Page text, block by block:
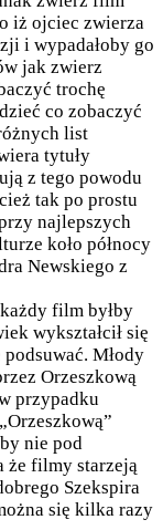
iż ojciec zwierza
i wypadałoby go
jak zwierz
trochę
co zobaczyć
list
tytuły
z tego powodu
tak po prostu
najlepszych
koło północy
Newskiego z
film byłby
wykształcił się
Młody
Orzeszkową
przypadku
nie pod
że filmy starzeją
Szekspira
się kilka razy